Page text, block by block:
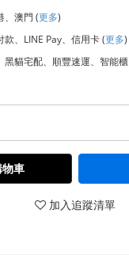
、澳門 (更多)
款、LINE Pay、信用卡(更多)
黑貓宅配、順豐速運、智能櫃
車
加入追蹤清單